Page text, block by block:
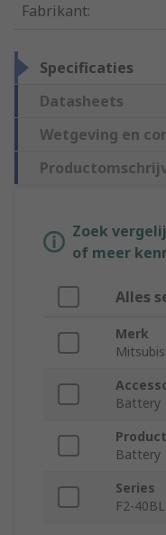
Fabrikant:
Specificaties
Datasheets
Wetgeving en
Zoek
of meer
Alles
Merk
Battery
Battery
Series
F2-40BL